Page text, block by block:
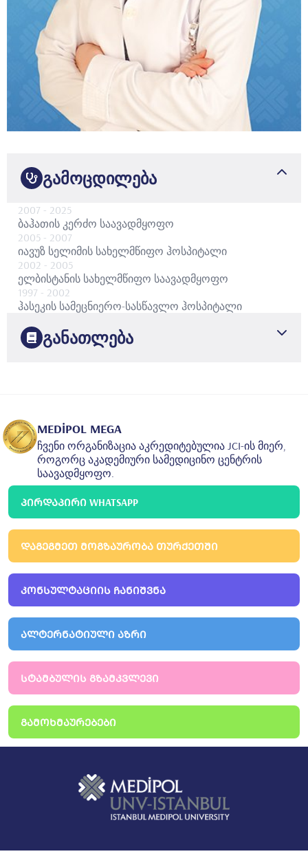
გამოცდილება
2007 - 2025
ბაჰათის კერძო საავადმყოფო
2005 - 2007
იავუზ სელიმის სახელმწიფო ჰოსპიტალი
2002 - 2005
ელბისტანის სახელმწიფო საავადმყოფო
1997 - 2002
ჰასეკის სამეცნიერო-სასწავლო ჰოსპიტალი
განათლება
საავადმყოფო გინეკოლოგია და მეანობა
MEDİPOL MEGA
ჩვენი ორგანიზაცია აკრედიტებულია JCI-ის მიერ,
როგორც აკადემიური სამედიცინო ცენტრის
საავადმყოფო.
ᲞᲘᲠᲓᲐᲞᲘᲠᲘ WHATSAPP
ᲓᲐᲒᲔᲒᲛᲔᲗ ᲛᲝᲒᲖᲐᲣᲠᲝᲑᲐ ᲗᲣᲠᲥᲔᲗᲨᲘ
ᲙᲝᲜᲡᲣᲚᲢᲐᲪᲘᲘᲡ ᲩᲐᲜᲘᲨᲕᲜᲐ
ᲐᲚᲢᲔᲠᲜᲐᲢᲘᲣᲚᲘ ᲐᲖᲠᲘ
ᲡᲢᲐᲛᲑᲣᲚᲘᲡ ᲒᲖᲐᲛᲙᲕᲚᲔᲕᲘ
ᲒᲐᲛᲝᲮᲛᲐᲣᲠᲔᲑᲔᲑᲘ